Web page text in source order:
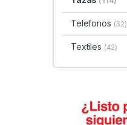
Telefonos (32)
Textiles (42)